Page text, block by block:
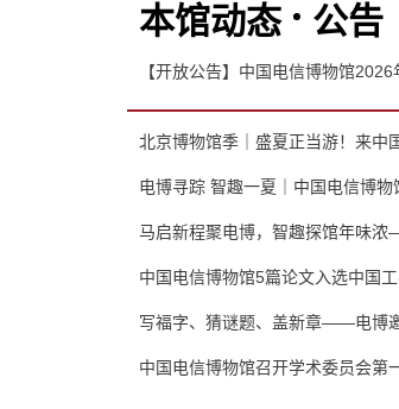
本馆动态 公告
【开放公告】中国电信博物馆2026
北京博物馆季｜盛夏正当游！来中
电博寻踪 智趣一夏｜中国电信博
马启新程聚电博，智趣探馆年味
中国电信博物馆5篇论文入选中国
写福字、猜谜题、盖新章——电博
中国电信博物馆召开学术委员会第